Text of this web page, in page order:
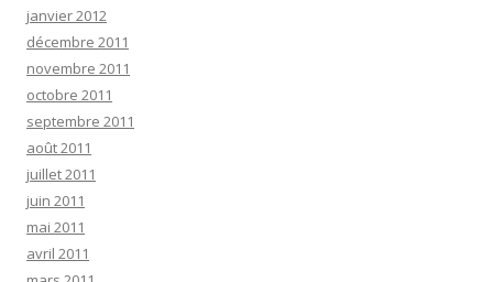
janvier 2012
décembre 2011
novembre 2011
octobre 2011
septembre 2011
août 2011
juillet 2011
juin 2011
mai 2011
avril 2011